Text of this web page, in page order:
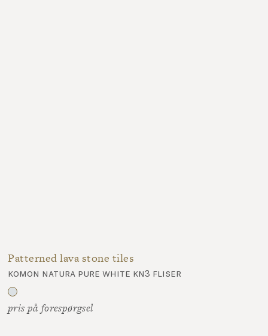
Patterned lava stone tiles
komon natura pure white kn3 fliser
pris på forespørgsel